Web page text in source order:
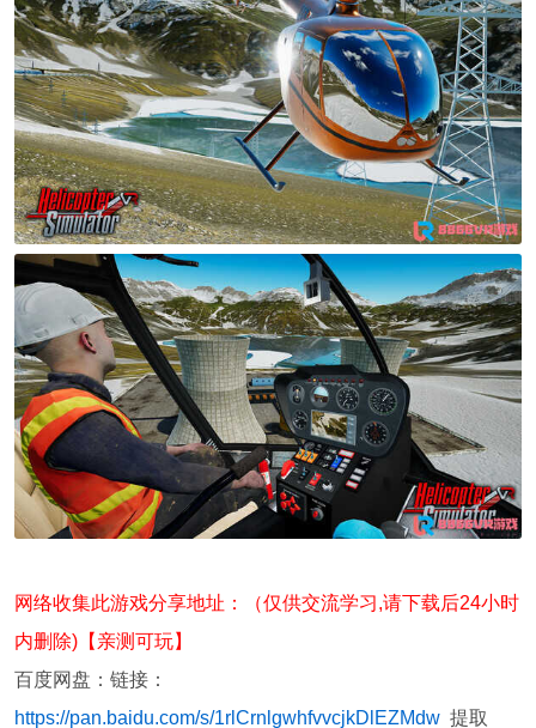
网络收集此游戏分享地址：（仅供交流学习,请下载后24小时
内删除)【亲测可玩】
百度网盘：链接：
https://pan.baidu.com/s/1rlCrnlgwhfvvcjkDlEZMdw 提取